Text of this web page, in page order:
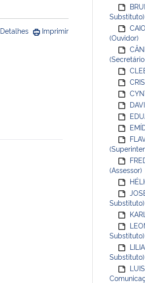
Detalhes Imprimir
Substituto)
(Ouvidor)
(Assessor)
Substituto)
Substituto)
Substituto)